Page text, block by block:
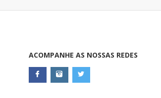
ACOMPANHE AS NOSSAS REDES